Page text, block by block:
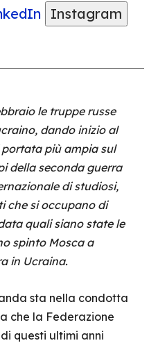
Instagram
le truppe russe
dando inizio al
più ampia sul
della seconda guerra
di studiosi,
che si occupano di
quali siano state le
spinto Mosca a
in Ucraina.
sta nella condotta
che la Federazione
questi ultimi anni